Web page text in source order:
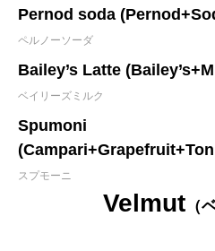
Pernod soda
ペルノーソーダ
Bailey’s Latte
ベイリーズミルク
Spumoni
スプモーニ
Velmut （